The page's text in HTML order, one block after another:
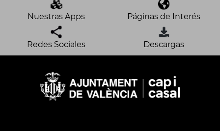
Nuestras Apps Páginas de Interés
Redes Sociales Descargas